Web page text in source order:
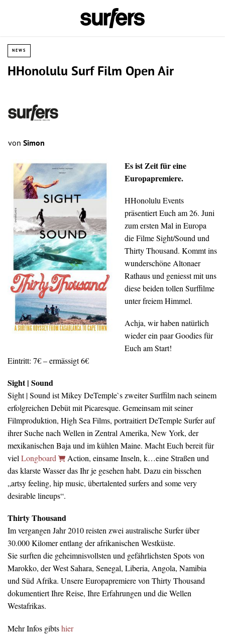
NEWS
HHonolulu Surf Film Open Air
von Simon
Es ist Zeit für eine
Europapremiere.
HHonolulu Events
präsentiert Euch am 26. Juni
zum ersten Mal in Europa
die Filme Sight/Sound und
Thirty Thousand. Kommt ins
wunderschöne Altonaer
Rathaus und geniesst mit uns
diese beiden tollen Surffilme
unter freiem Himmel.
Achja, wir haben natürlich
wieder ein paar Goodies für
Euch am Start!
Eintritt: 7€ – ermässigt 6€
Sight | Sound
Sight | Sound ist Mikey DeTemple`s zweiter Surffilm nach seinem
erfolgreichen Debüt mit Picaresque. Gemeinsam mit seiner
Filmproduktion, High Sea Films, portraitiert DeTemple Surfer auf
ihrer Suche nach Wellen in Zentral Amerika, New York, der
mexikanischen Baja und im kühlen Maine. Macht Euch bereit für
viel Longboard
Action, einsame Inseln, k…eine Straßen und
das klarste Wasser das Ihr je gesehen habt. Dazu ein bisschen
„artsy feeling, hip music, übertalented surfers and some very
desirable lineups“.
Thirty Thousand
Im vergangen Jahr 2010 reisten zwei australische Surfer über
30.000 Kilomer entlang der afrikanischen Westküste.
Sie surften die geheimnisvollsten und gefährlichsten Spots von
Marokko, der West Sahara, Senegal, Liberia, Angola, Namibia
und Süd Afrika. Unsere Europapremiere von Thirty Thousand
dokumentiert Ihre Reise, Ihre Erfahrungen und die Wellen
Westafrikas.
Mehr Infos gibtshier